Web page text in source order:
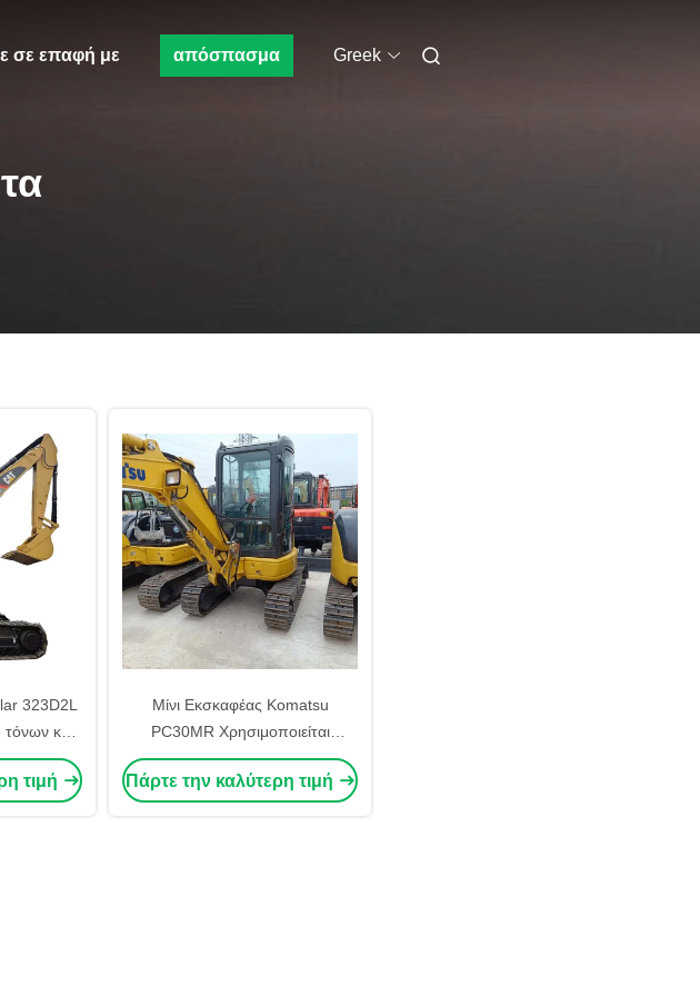
σε επαφή με απόσπασμα Greek
323D2L
και
για
μεσαίου
τιμή
Μίνι Εκσκαφέας Komatsu
PC30MR Χρησιμοποιείται
Υδραυλικός Εκσκαφέας Crawler
Χρησιμοποιείται Digger Komatsu
Πάρτε την καλύτερη τιμή